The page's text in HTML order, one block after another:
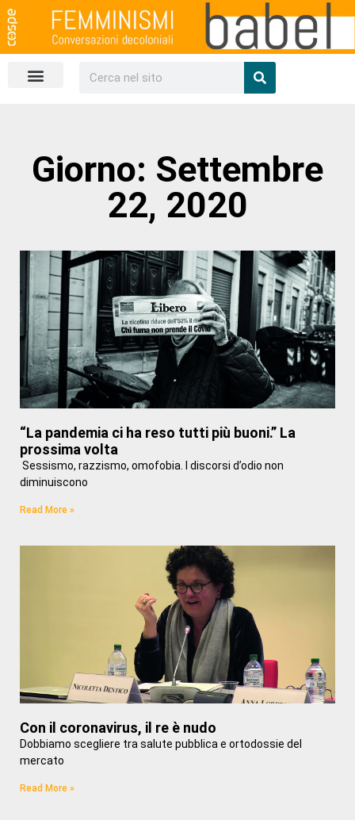
Giorno: Settembre
22, 2020
“La pandemia ci ha reso tutti più buoni.” La
prossima volta
Sessismo, razzismo, omofobia. I discorsi d’odio non
diminuiscono
Read More »
Con il coronavirus, il re è nudo
Dobbiamo scegliere tra salute pubblica e ortodossie del
mercato
Read More »